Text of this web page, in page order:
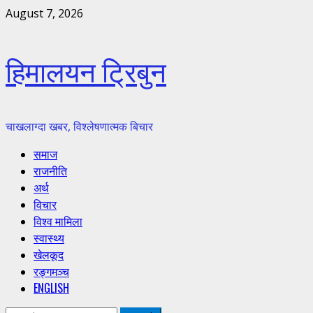
Skip
August 7, 2026
हिमालयन ट्रिबुन
चाखलाग्दा खबर, विश्लेषणात्मक बिचार
Primary
Menu
समाज
राजनीति
अर्थ
विचार
विश्व मामिला
स्वास्थ्य
खेलकूद
रङ्गमञ्च
ENGLISH